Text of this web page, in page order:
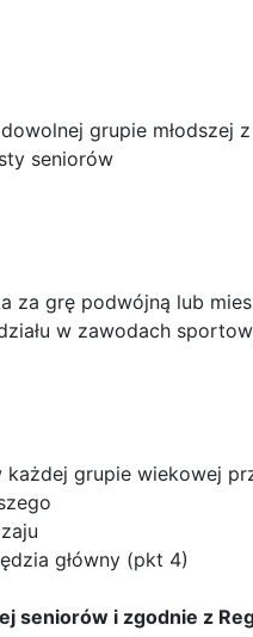
grupie młodszej
seniorów
za grę podwójną lub
w zawodach
grupie wiekowej
główny (pkt 4)
seniorów i zgodnie z